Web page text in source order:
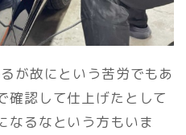
が故にという苦労でもあ
確認して仕上げたとして
なるなという方もいま